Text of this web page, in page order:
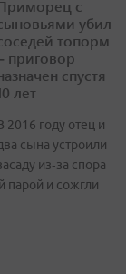
с
убил
топорм
приговор
спустя
лет
2016 году отец и
сына устроили
из‑за спора
парой и сожгли